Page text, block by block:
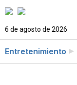
6 de agosto de 2026
Entretenimiento